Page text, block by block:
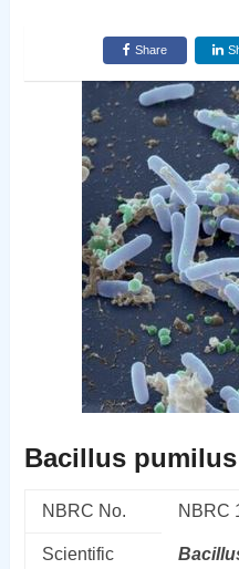
Share
Bacillus pumilus
NBRC No. NBRC
Scientific